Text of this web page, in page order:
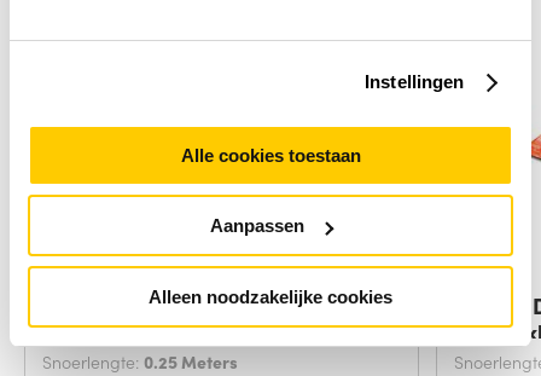
Instellingen
Alle cookies toestaan
Aanpassen
Alleen noodzakelijke cookies
Digitus DK-1617-0025/B
netwerkkabel Blauw
Snoerlengte: 0.25 Meters
Digitus